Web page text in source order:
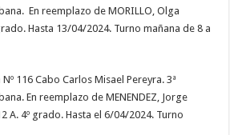
En reemplazo de MORILLO, Olga
Hasta 13/04/2024. Turno mañana de 8 a
116 Cabo Carlos Misael Pereyra. 3ª
En reemplazo de MENENDEZ, Jorge
A. 4º grado. Hasta el 6/04/2024. Turno